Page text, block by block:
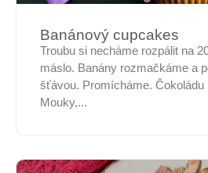
Banánový cupcakes
Troubu si necháme rozpálit na
máslo. Banány rozmačkáme a
šťávou. Promícháme. Čokoládu
Mouky,...